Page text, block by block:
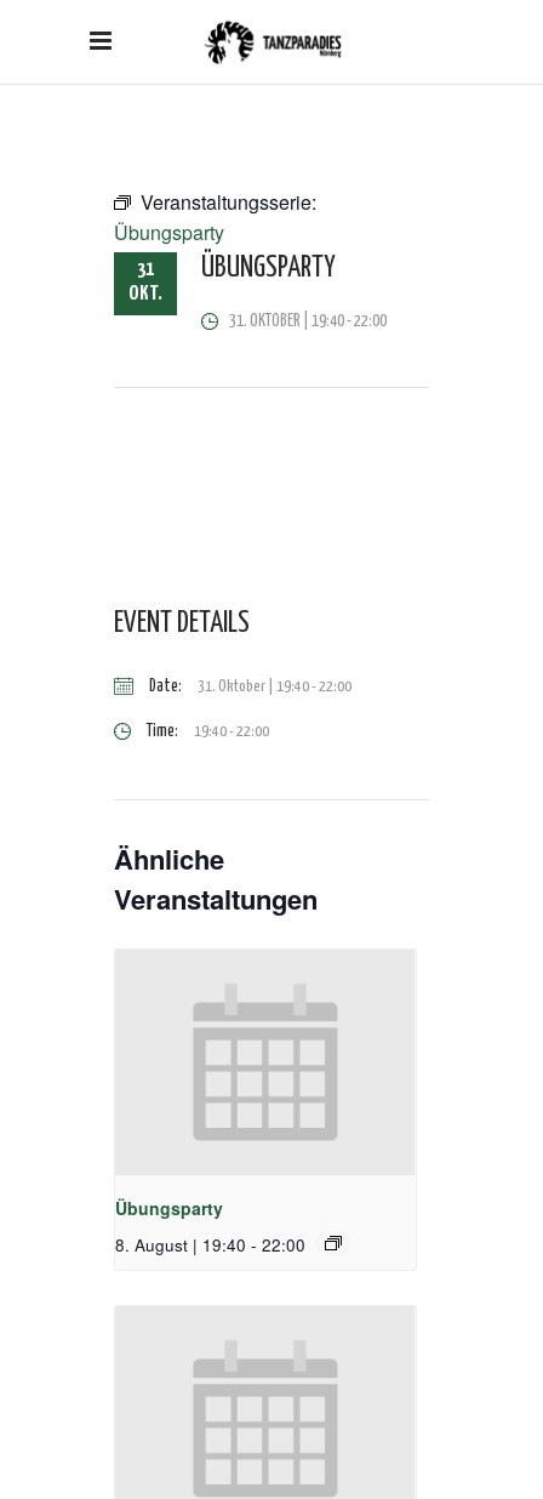
Veranstaltungsserie:
Übungsparty
31
OKT.
ÜBUNGSPARTY
31. OKTOBER | 19:40-22:00
EVENT DETAILS
Date: 31. Oktober | 19:40-22:00
Time: 19:40 - 22:00
Ähnliche
Veranstaltungen
Übungsparty
8. August | 19:40 - 22:00